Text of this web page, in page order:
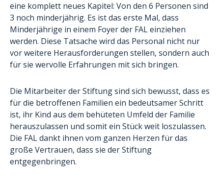
eine komplett neues Kapitel: Von den 6 Personen sind
3 noch minderjährig. Es ist das erste Mal, dass
Minderjährige in einem Foyer der FAL einziehen
werden. Diese Tatsache wird das Personal nicht nur
vor weitere Herausforderungen stellen, sondern auch
für sie wervolle Erfahrungen mit sich bringen.
Die Mitarbeiter der Stiftung sind sich bewusst, dass es
für die betroffenen Familien ein bedeutsamer Schritt
ist, ihr Kind aus dem behüteten Umfeld der Familie
herauszulassen und somit ein Stück weit loszulassen.
Die FAL dankt ihnen vom ganzen Herzen für das
große Vertrauen, dass sie der Stiftung
entgegenbringen.